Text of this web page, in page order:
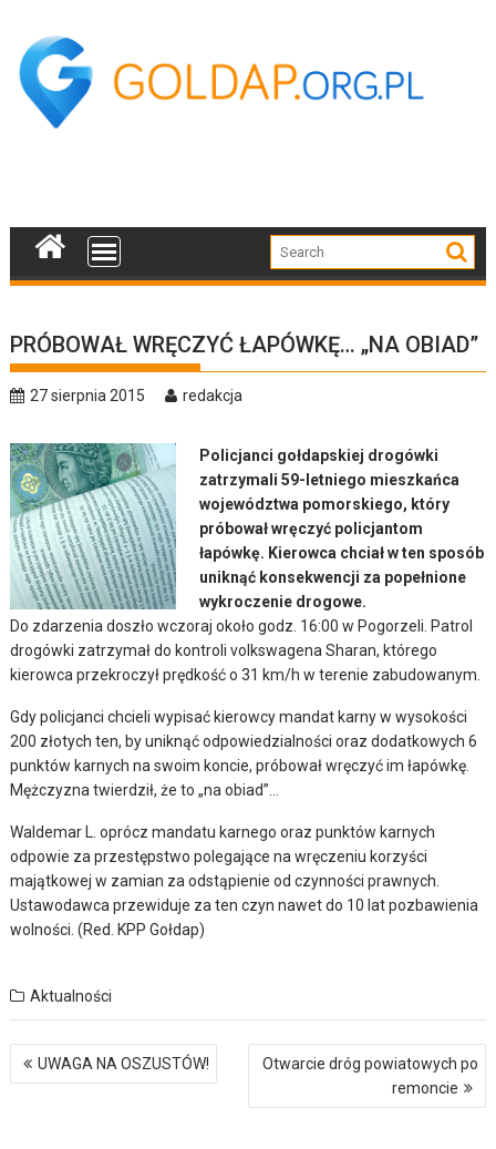
content
PRÓBOWAŁ WRĘCZYĆ ŁAPÓWKĘ… „NA OBIAD”
27 sierpnia 2015 redakcja
Policjanci gołdapskiej drogówki
zatrzymali 59-letniego mieszkańca
województwa pomorskiego, który
próbował wręczyć policjantom
łapówkę. Kierowca chciał w ten sposób
uniknąć konsekwencji za popełnione
wykroczenie drogowe.
Do zdarzenia doszło wczoraj około godz. 16:00 w Pogorzeli. Patrol
drogówki zatrzymał do kontroli volkswagena Sharan, którego
kierowca przekroczył prędkość o 31 km/h w terenie zabudowanym.
Gdy policjanci chcieli wypisać kierowcy mandat karny w wysokości
200 złotych ten, by uniknąć odpowiedzialności oraz dodatkowych 6
punktów karnych na swoim koncie, próbował wręczyć im łapówkę.
Mężczyzna twierdził, że to „na obiad”…
Waldemar L. oprócz mandatu karnego oraz punktów karnych
odpowie za przestępstwo polegające na wręczeniu korzyści
majątkowej w zamian za odstąpienie od czynności prawnych.
Ustawodawca przewiduje za ten czyn nawet do 10 lat pozbawienia
wolności. (Red. KPP Gołdap)
Aktualności
Nawigacja
wpisu
UWAGA NA OSZUSTÓW!
Otwarcie dróg powiatowych po
remoncie